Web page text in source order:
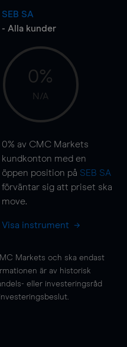
SEB SA
- Alla kunder
0%
N/A
0% av CMC Markets
kundkonton med en
öppen position på SEB SA
förväntar sig att priset ska
move.
Visa instrument
Markets och ska endast
är av historisk
eller investeringsråd